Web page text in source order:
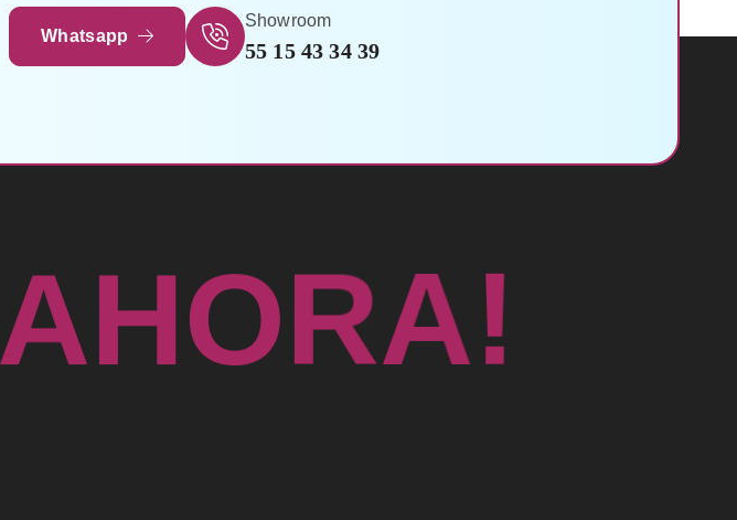
Whatsapp
Showroom
55 15 43 34 39
AHORA!